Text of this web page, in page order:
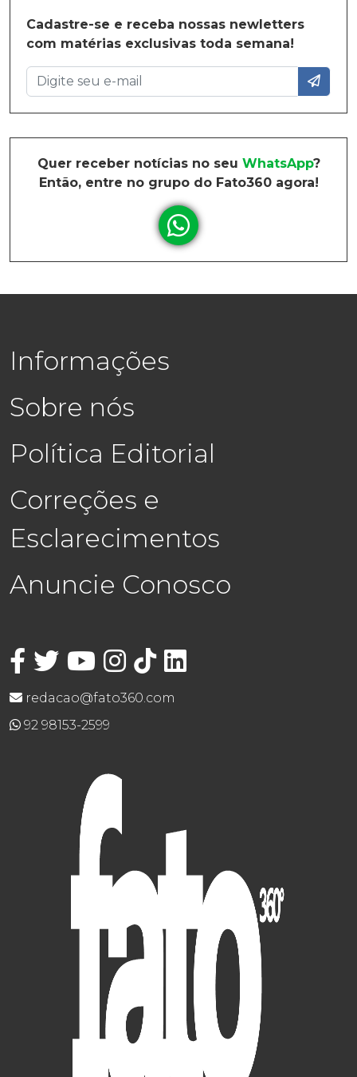
Cadastre-se e receba nossas newletters
com matérias exclusivas toda semana!
Quer receber notícias no seu WhatsApp?
Então, entre no grupo do Fato360 agora!
Informações
Sobre nós
Política Editorial
Correções e
Esclarecimentos
Anuncie Conosco
redacao@fato360.com
92 98153-2599